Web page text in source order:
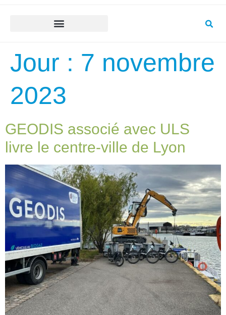
Jour : 7 novembre
2023
GEODIS associé avec ULS
livre le centre-ville de Lyon